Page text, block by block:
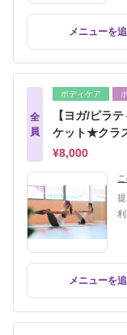
メニューを
全
員
ボディケア
【ヨガ/ピラ
ケット★クラ
¥8,000
提
利
メニューを